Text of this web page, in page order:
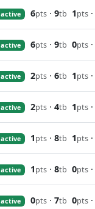
active 6pts · 9tb 1pts ·
active 6pts · 9tb 0pts ·
active 2pts · 6tb 1pts ·
active 2pts · 4tb 1pts ·
active 1pts · 8tb 1pts ·
active 1pts · 8tb 0pts ·
active 0pts · 7tb 0pts ·